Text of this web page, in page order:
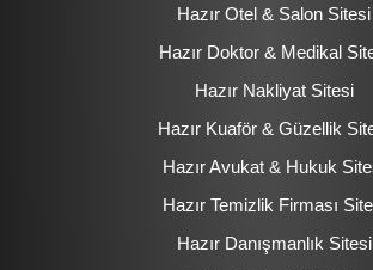
Hazır Otel & Salon Sitesi
Hazır Doktor & Medikal
Hazır Nakliyat Sitesi
Hazır Kuaför & Güzellik
Hazır Avukat & Hukuk
Hazır Temizlik Firması
Hazır Danışmanlık Sitesi